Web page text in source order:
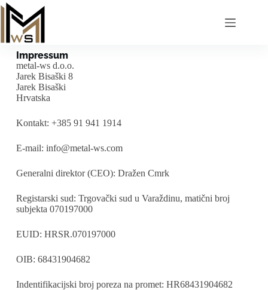
Impressum
metal-ws d.o.o.
Jarek Bisaški 8
Jarek Bisaški
Hrvatska
Kontakt: +385 91 941 1914
E-mail: info@metal-ws.com
Generalni direktor (CEO): Dražen Cmrk
Registarski sud: Trgovački sud u Varaždinu, matični broj
subjekta 070197000
EUID: HRSR.070197000
OIB: 68431904682
Indentifikacijski broj poreza na promet: HR68431904682